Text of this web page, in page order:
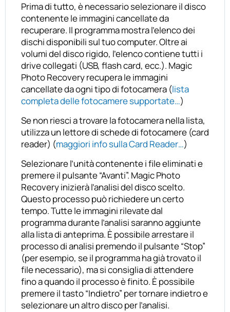
Prima di tutto, è necessario selezionare il disco
contenente le immagini cancellate da
recuperare. Il programma mostra l’elenco dei
dischi disponibili sul tuo computer. Oltre ai
volumi del disco rigido, l’elenco contiene tutti i
drive collegati (USB, flash card, ecc.). Magic
Photo Recovery recupera le immagini
cancellate da ogni tipo di fotocamera (lista
completa delle fotocamere supportate…)
Se non riesci a trovare la fotocamera nella lista,
utilizza un lettore di schede di fotocamere (card
reader) (maggiori info sulla Card Reader…)
Selezionare l’unità contenente i file eliminati e
premere il pulsante “Avanti”. Magic Photo
Recovery inizierà l’analisi del disco scelto.
Questo processo può richiedere un certo
tempo. Tutte le immagini rilevate dal
programma durante l’analisi saranno aggiunte
alla lista di anteprima. È possibile arrestare il
processo di analisi premendo il pulsante “Stop”
(per esempio, se il programma ha già trovato il
file necessario), ma si consiglia di attendere
fino a quando il processo è finito. È possibile
premere il tasto “Indietro” per tornare indietro e
selezionare un altro disco per l’analisi.